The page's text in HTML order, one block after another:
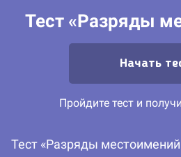
Тест «Разряды
Начать
Пройдите тест и
Тест «Разряды